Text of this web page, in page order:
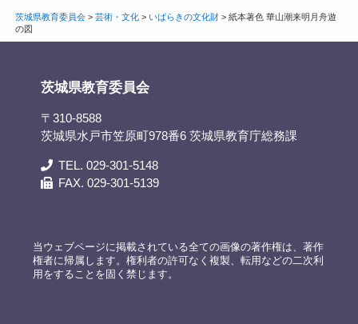
茨城県教育委員会> 芸術・文化> いばらきの文化財> 紙本著色 華山潮来明月舟遊
の図
茨城県教育委員会
〒310-8588
茨城県水戸市笠原町978番6 茨城県教育庁総務課
TEL. 029-301-5148
FAX. 029-301-5139
当ウェブページに掲載されている全ての画像の著作権は、著作
権者に帰属します。権利者の許可なく複製、転用などの二次利
用をすることを固く禁じます。